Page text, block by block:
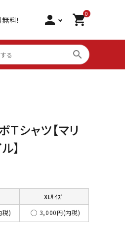
料！ person 0
shopping_cart
search
干物
ゅうまい
シャツ【マリ
】
XLｻｲｽﾞ
税) 3,000円(内税)